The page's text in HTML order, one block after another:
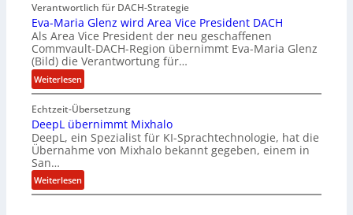
Verantwortlich für DACH-Strategie
Eva-Maria Glenz wird Area Vice President DACH
Als Area Vice President der neu geschaffenen
Commvault-DACH-Region übernimmt Eva-Maria Glenz
(Bild) die Verantwortung für…
Weiterlesen:
E
v
a
-
M
a
r
i
Echtzeit-Übersetzung
DeepL übernimmt Mixhalo
DeepL, ein Spezialist für KI-Sprachtechnologie, hat die
Übernahme von Mixhalo bekannt gegeben, einem in
San…
Weiterlesen:
D